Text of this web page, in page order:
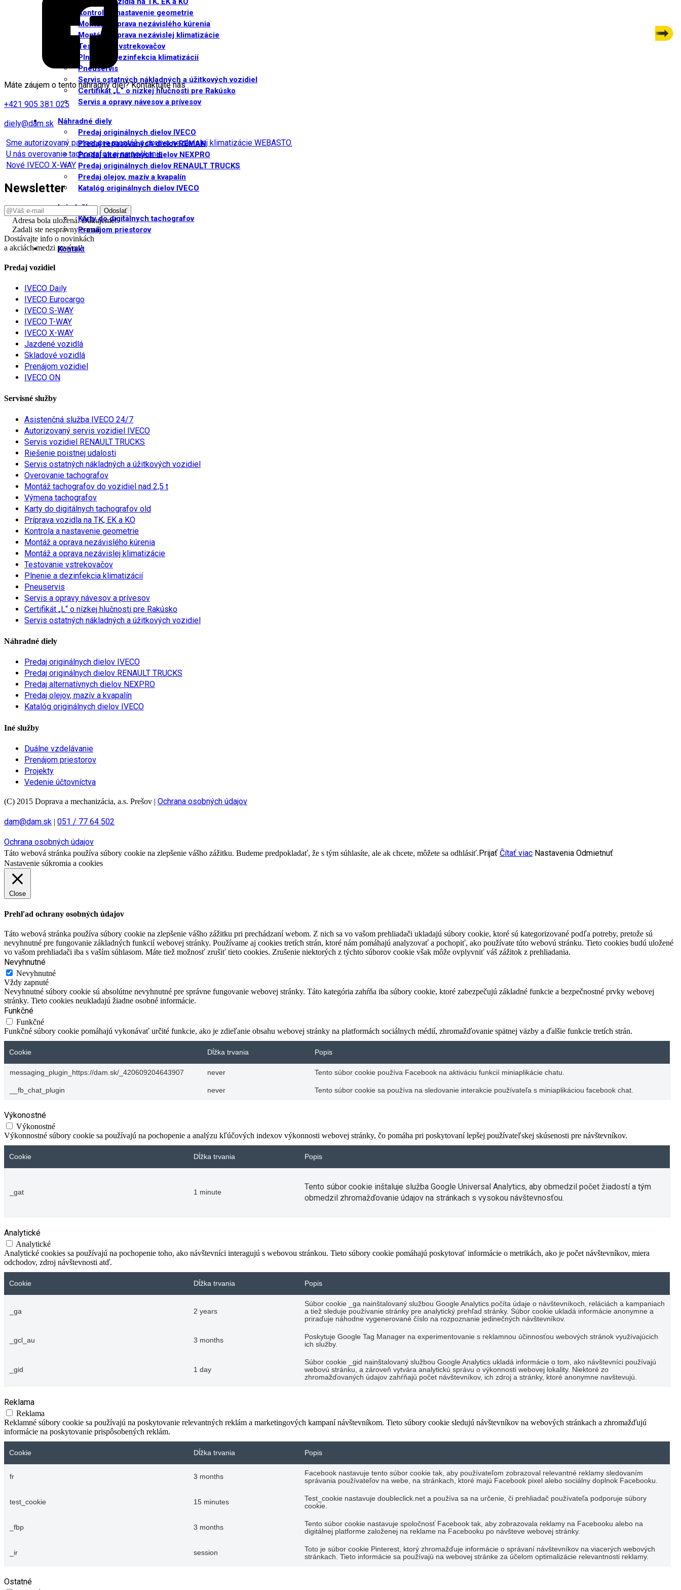
Kontrola a nastavenie geometrie
Montáž a oprava nezávislého kúrenia
Montáž a oprava nezávislej klimatizácie
Testovanie vstrekovačov
Plnenie a dezinfekcia klimatizácií
Pneuservis
Servis ostatných nákladných a úžitkových vozidiel
Certifikát „L“ o nízkej hlučnosti pre Rakúsko
Servis a opravy návesov a prívesov
Náhradné diely
Predaj originálnych dielov IVECO
Predaj repasovaných dielov REMAN
Predaj alternatívnych dielov NEXPRO
Predaj originálnych dielov RENAULT TRUCKS
Predaj olejov, mazív a kvapalín
Katalóg originálnych dielov IVECO
Iné služby
Karty do digitálnych tachografov
Prenájom priestorov
Kontakt
Máte záujem o tento náhradný diel? Kontaktujte nás
+421 905 381 025
diely@dam.sk
Sme autorizovaný partner pre montáž a opravu nezávislej klimatizácie WEBASTO.
U nás overovanie tachografov aj na počkanie
Nové IVECO X-WAY
Newsletter
Adresa bola uložená. Ďakujeme!
Zadali ste nesprávny e-mail
Dostávajte info o novinkách
a akciách medzi prvými!
Predaj vozidiel
IVECO Daily
IVECO Eurocargo
IVECO S-WAY
IVECO T-WAY
IVECO X-WAY
Jazdené vozidlá
Skladové vozidlá
Prenájom vozidiel
IVECO ON
Servisné služby
Asistenčná služba IVECO 24/7
Autorizovaný servis vozidiel IVECO
Servis vozidiel RENAULT TRUCKS
Riešenie poistnej udalosti
Servis ostatných nákladných a úžitkových vozidiel
Overovanie tachografov
Montáž tachografov do vozidiel nad 2,5 t
Výmena tachografov
Karty do digitálnych tachografov old
Príprava vozidla na TK, EK a KO
Kontrola a nastavenie geometrie
Montáž a oprava nezávislého kúrenia
Montáž a oprava nezávislej klimatizácie
Testovanie vstrekovačov
Plnenie a dezinfekcia klimatizácií
Pneuservis
Servis a opravy návesov a prívesov
Certifikát „L“ o nízkej hlučnosti pre Rakúsko
Servis ostatných nákladných a úžitkových vozidiel
Náhradné diely
Predaj originálnych dielov IVECO
Predaj originálnych dielov RENAULT TRUCKS
Predaj alternatívnych dielov NEXPRO
Predaj olejov, mazív a kvapalín
Katalóg originálnych dielov IVECO
Iné služby
Duálne vzdelávanie
Prenájom priestorov
Projekty
Vedenie účtovníctva
(C) 2015 Doprava a mechanizácia, a.s. Prešov | Ochrana osobných údajov
dam@dam.sk | 051 / 77 64 502
Ochrana osobných údajov
Táto webová stránka používa súbory cookie na zlepšenie vášho zážitku. Budeme predpokladať, že s tým súhlasíte, ale ak chcete, môžete sa odhlásiť.Prijať Čítať viac Nastavenia Odmietnuť
Nastavenie súkromia a cookies
Close
Prehľad ochrany osobných údajov
Táto webová stránka používa súbory cookie na zlepšenie vášho zážitku pri prechádzaní webom. Z nich sa vo vašom prehliadači ukladajú súbory cookie, ktoré sú kategorizované podľa potreby, pretože sú
nevyhnutné pre fungovanie základných funkcií webovej stránky. Používame aj cookies tretích strán, ktoré nám pomáhajú analyzovať a pochopiť, ako používate túto webovú stránku. Tieto cookies budú uložené
vo vašom prehliadači iba s vaším súhlasom. Máte tiež možnosť zrušiť tieto cookies. Zrušenie niektorých z týchto súborov cookie však môže ovplyvniť váš zážitok z prehliadania.
Nevyhnutné
Nevyhnutné
Vždy zapnuté
Nevyhnutné súbory cookie sú absolútne nevyhnutné pre správne fungovanie webovej stránky. Táto kategória zahŕňa iba súbory cookie, ktoré zabezpečujú základné funkcie a bezpečnostné prvky webovej
stránky. Tieto cookies neukladajú žiadne osobné informácie.
Funkčné
Funkčné
Funkčné súbory cookie pomáhajú vykonávať určité funkcie, ako je zdieľanie obsahu webovej stránky na platformách sociálnych médií, zhromažďovanie spätnej väzby a ďalšie funkcie tretích strán.
Cookie Dĺžka trvania Popis
messaging_plugin_https://dam.sk/_420609204643907 never Tento súbor cookie používa Facebook na aktiváciu funkcií miniaplikácie chatu.
__fb_chat_plugin never Tento súbor cookie sa používa na sledovanie interakcie používateľa s miniaplikáciou facebook chat.
Výkonostné
Výkonostné
Výkonnostné súbory cookie sa používajú na pochopenie a analýzu kľúčových indexov výkonnosti webovej stránky, čo pomáha pri poskytovaní lepšej používateľskej skúsenosti pre návštevníkov.
Cookie Dĺžka trvania Popis
_gat 1 minute
Tento súbor cookie inštaluje služba Google Universal Analytics, aby obmedzil počet žiadostí a tým
obmedzil zhromažďovanie údajov na stránkach s vysokou návštevnosťou.
Analytické
Analytické
Analytické cookies sa používajú na pochopenie toho, ako návštevníci interagujú s webovou stránkou. Tieto súbory cookie pomáhajú poskytovať informácie o metrikách, ako je počet návštevníkov, miera
odchodov, zdroj návštevnosti atď.
Cookie Dĺžka trvania Popis
_ga 2 years
Súbor cookie _ga nainštalovaný službou Google Analytics počíta údaje o návštevníkoch, reláciách a kampaniach
a tiež sleduje používanie stránky pre analytický prehľad stránky. Súbor cookie ukladá informácie anonymne a
priraďuje náhodne vygenerované číslo na rozpoznanie jedinečných návštevníkov.
_gcl_au 3 months
Poskytuje Google Tag Manager na experimentovanie s reklamnou účinnosťou webových stránok využívajúcich
ich služby.
_gid 1 day
Súbor cookie _gid nainštalovaný službou Google Analytics ukladá informácie o tom, ako návštevníci používajú
webovú stránku, a zároveň vytvára analytickú správu o výkonnosti webovej lokality. Niektoré zo
zhromažďovaných údajov zahŕňajú počet návštevníkov, ich zdroj a stránky, ktoré anonymne navštevujú.
Reklama
Reklama
Reklamné súbory cookie sa používajú na poskytovanie relevantných reklám a marketingových kampaní návštevníkom. Tieto súbory cookie sledujú návštevníkov na webových stránkach a zhromažďujú
informácie na poskytovanie prispôsobených reklám.
Cookie Dĺžka trvania Popis
fr 3 months
Facebook nastavuje tento súbor cookie tak, aby používateľom zobrazoval relevantné reklamy sledovaním
správania používateľov na webe, na stránkach, ktoré majú Facebook pixel alebo sociálny doplnok Facebooku.
test_cookie 15 minutes
Test_cookie nastavuje doubleclick.net a používa sa na určenie, či prehliadač používateľa podporuje súbory
cookie.
_fbp 3 months
Tento súbor cookie nastavuje spoločnosť Facebook tak, aby zobrazovala reklamy na Facebooku alebo na
digitálnej platforme založenej na reklame na Facebooku po návšteve webovej stránky.
_ir session
Toto je súbor cookie Pinterest, ktorý zhromažďuje informácie o správaní návštevníkov na viacerých webových
stránkach. Tieto informácie sa používajú na webovej stránke za účelom optimalizácie relevantnosti reklamy.
Ostatné